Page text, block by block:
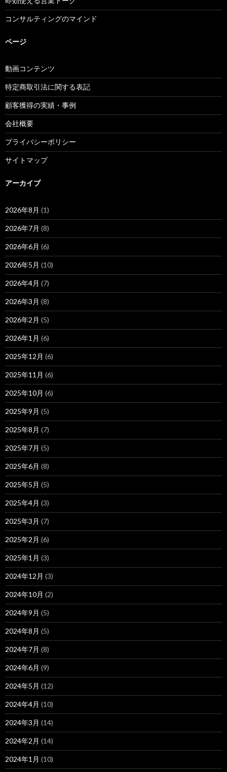
コンサルティングのマインド
ページ
動画コンテンツ
特定商取引法に関する表記
顧客獲得の実績・事例
会社概要
プライバシーポリシー
サイトマップ
アーカイブ
2026年8月 (1)
2026年7月 (8)
2026年6月 (6)
2026年5月 (10)
2026年4月 (7)
2026年3月 (8)
2026年2月 (5)
2026年1月 (6)
2025年12月 (6)
2025年11月 (6)
2025年10月 (6)
2025年9月 (5)
2025年8月 (7)
2025年7月 (5)
2025年6月 (8)
2025年5月 (5)
2025年4月 (3)
2025年3月 (7)
2025年2月 (6)
2025年1月 (3)
2024年12月 (3)
2024年10月 (2)
2024年9月 (5)
2024年8月 (5)
2024年7月 (8)
2024年6月 (9)
2024年5月 (12)
2024年4月 (10)
2024年3月 (14)
2024年2月 (14)
2024年1月 (10)